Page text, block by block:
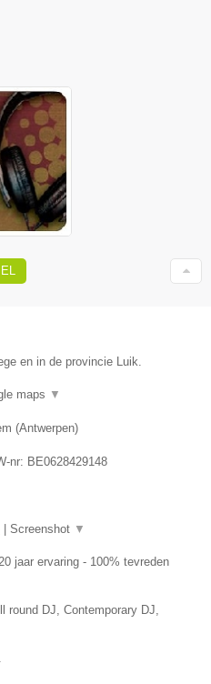
en in de provincie Luik.
maps ▼
(Antwerpen)
nr: BE0628429148
Screenshot ▼
jaar ervaring - 100% tevreden
round DJ, Contemporary DJ,